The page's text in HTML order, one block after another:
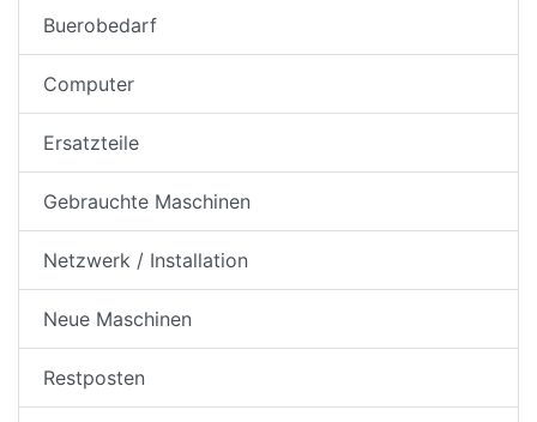
Buerobedarf
Computer
Ersatzteile
Gebrauchte Maschinen
Netzwerk / Installation
Neue Maschinen
Restposten